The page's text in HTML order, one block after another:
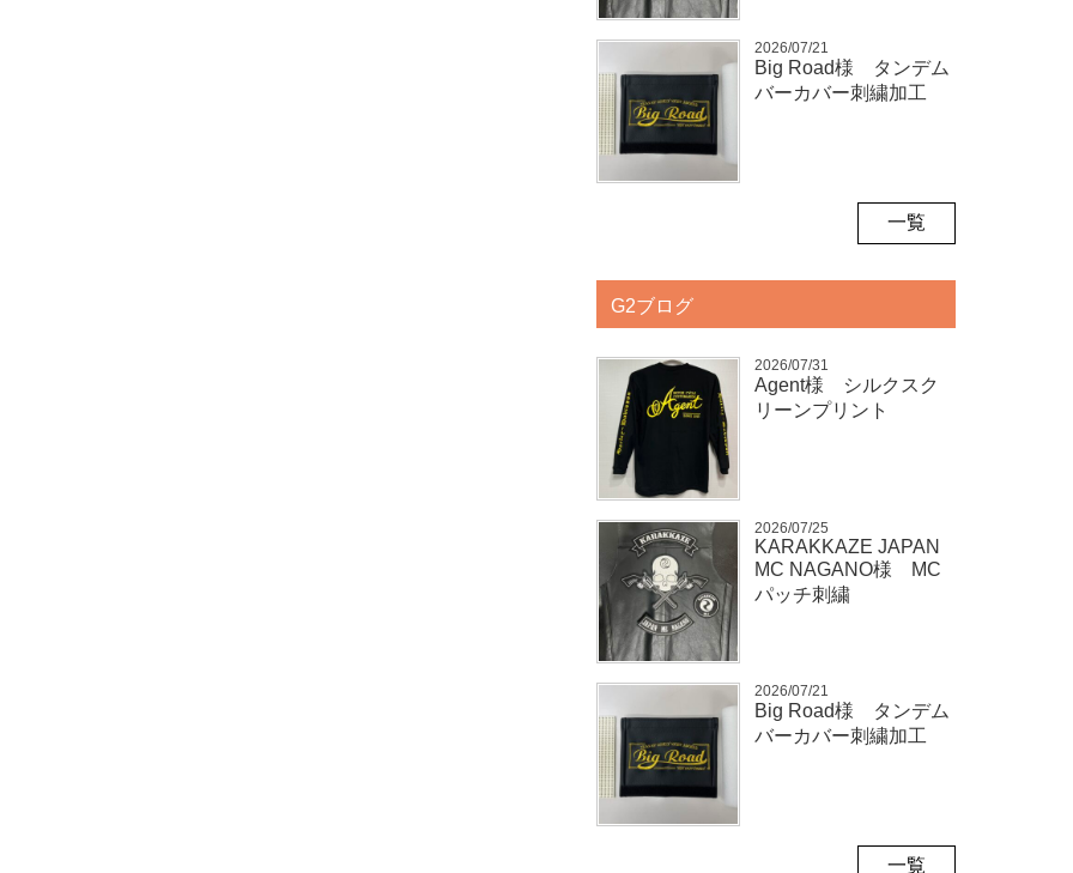
2026/07/21
Big Road様 タンデム
バーカバー刺繍加工
一覧
G2ブログ
2026/07/31
Agent様 シルクスク
リーンプリント
2026/07/25
KARAKKAZE JAPAN
MC NAGANO様 MC
パッチ刺繍
2026/07/21
Big Road様 タンデム
バーカバー刺繍加工
一覧